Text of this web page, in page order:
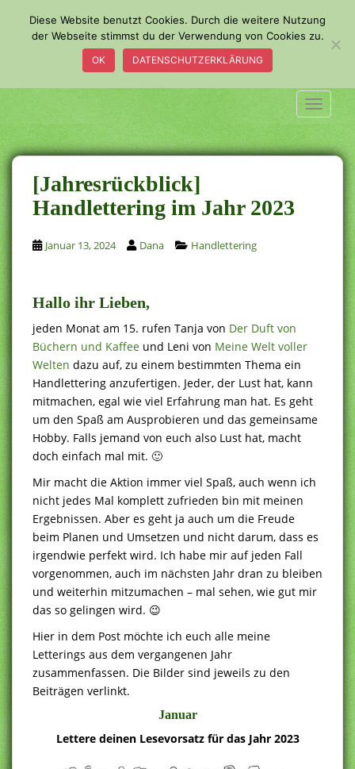
m
a
i
n
c
o
n
t
e
n
t
[Jahresrückblick]
Handlettering im Jahr 2023
Januar 13, 2024 Dana Handlettering
Hallo ihr Lieben,
jeden Monat am 15. rufen Tanja von Der Duft von
Büchern und Kaffee und Leni von Meine Welt voller
Welten dazu auf, zu einem bestimmten Thema ein
Handlettering anzufertigen. Jeder, der Lust hat, kann
mitmachen, egal wie viel Erfahrung man hat. Es geht
um den Spaß am Ausprobieren und das gemeinsame
Hobby. Falls jemand von euch also Lust hat, macht
doch einfach mal mit. 🙂
Mir macht die Aktion immer viel Spaß, auch wenn ich
nicht jedes Mal komplett zufrieden bin mit meinen
Ergebnissen. Aber es geht ja auch um die Freude
beim Planen und Umsetzen und nicht darum, dass es
irgendwie perfekt wird. Ich habe mir auf jeden Fall
vorgenommen, auch im nächsten Jahr dran zu bleiben
und weiterhin mitzumachen – mal sehen, wie gut mir
das so gelingen wird. 😉
Hier in dem Post möchte ich euch alle meine
Letterings aus dem vergangenen Jahr
zusammenfassen. Die Bilder sind jeweils zu den
Beiträgen verlinkt.
Januar
Lettere deinen Lesevorsatz für das Jahr 2023
Diese Website benutzt Cookies. Durch die weitere Nutzung
der Webseite stimmst du der Verwendung von Cookies zu.
OK DATENSCHUTZERKLÄRUNG